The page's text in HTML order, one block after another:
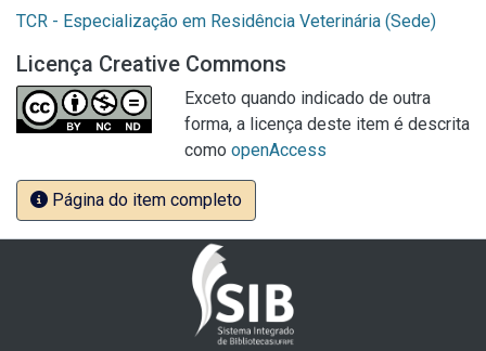
TCR - Especialização em Residência Veterinária (Sede)
Licença Creative Commons
Exceto quando indicado de outra
forma, a licença deste item é descrita
como openAccess
Página do item completo